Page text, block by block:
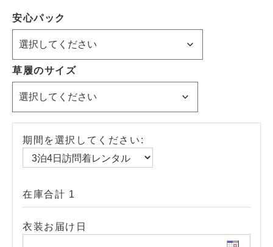
安心パック
草履のサイズ
期間を選択してください:
在庫合計 1
衣装お届け日